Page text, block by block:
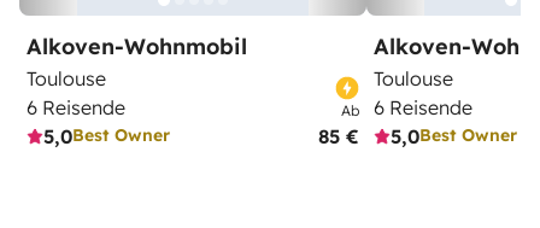
Alkoven-Wohnmobil
Toulouse
6 Reisende
5,0Best Owner
Ab
85 €
Alkoven-
Toulouse
6 Reisende
5,0Best Owner